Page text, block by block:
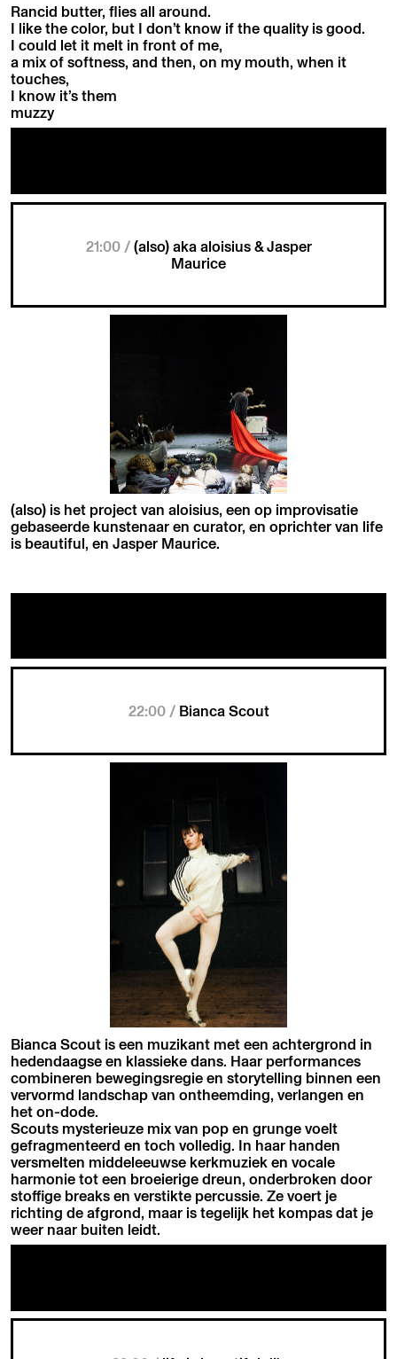
Rancid butter, flies all around.
I like the color, but I don’t know if the quality is good.
I could let it melt in front of me,
a mix of softness, and then, on my mouth, when it
touches,
I know it’s them
muzzy
21:00 /(also) aka aloisius & Jasper
Maurice
(also) is het project van aloisius, een op improvisatie
gebaseerde kunstenaar en curator, en oprichter van life
is beautiful, en Jasper Maurice.
22:00 /Bianca Scout
Bianca Scout is een muzikant met een achtergrond in
hedendaagse en klassieke dans. Haar performances
combineren bewegingsregie en storytelling binnen een
vervormd landschap van ontheemding, verlangen en
het on-dode.
Scouts mysterieuze mix van pop en grunge voelt
gefragmenteerd en toch volledig. In haar handen
versmelten middeleeuwse kerkmuziek en vocale
harmonie tot een broeierige dreun, onderbroken door
stoffige breaks en verstikte percussie. Ze voert je
richting de afgrond, maar is tegelijk het kompas dat je
weer naar buiten leidt.